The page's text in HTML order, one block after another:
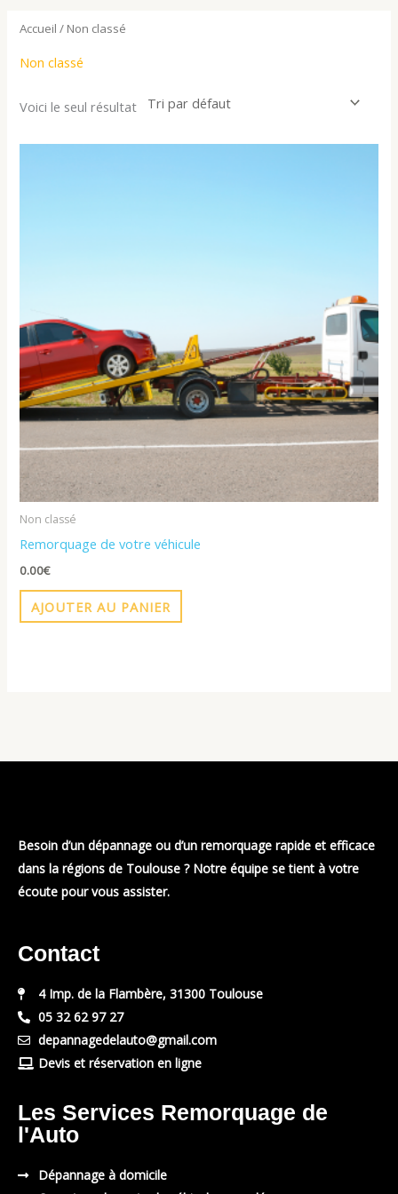
Accueil / Non classé
Non classé
Voici le seul résultat
Non classé
Remorquage de votre véhicule
0.00€
AJOUTER AU PANIER
Besoin d’un dépannage ou d’un remorquage rapide et efficace
dans la régions de Toulouse ? Notre équipe se tient à votre
écoute pour vous assister.
Contact
4 Imp. de la Flambère, 31300 Toulouse
05 32 62 97 27
depannagedelauto@gmail.com
Devis et réservation en ligne
Les Services Remorquage de
l'Auto
Dépannage à domicile